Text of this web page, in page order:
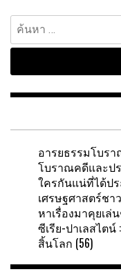
ค้นหา
สำหรับ:
อารยธรรมโบร
โบราณคดีและป
ใครกันแน่ที่ได้ป
เศรษฐศาสตร์ชา
หาเรื่องมาคุยเล่
ซีเรีย-ปาเลสไ
สิ้นโลก (56)